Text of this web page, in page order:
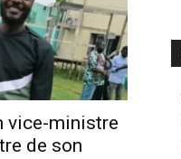
vice-ministre
de son